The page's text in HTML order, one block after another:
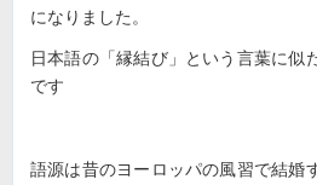
になりました。
日本語の「縁結び」という言葉に似
です
語源は昔のヨーロッパの風習で結婚